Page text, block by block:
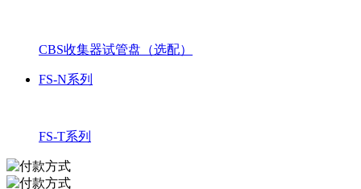
CBS收集器试管盘（选配）
FS-N系列
FS-T系列